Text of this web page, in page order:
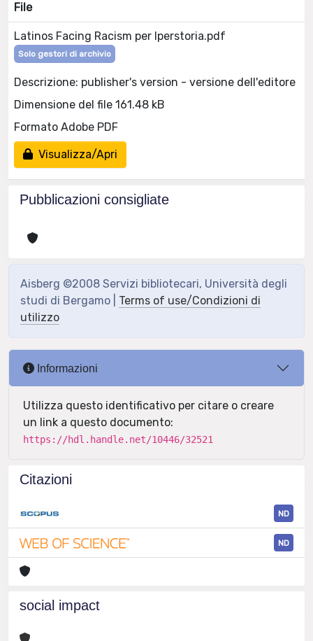
File
Latinos Facing Racism per Iperstoria.pdf
Solo gestori di archivio
Descrizione: publisher's version - versione dell'editore
Dimensione del file 161.48 kB
Formato Adobe PDF
Visualizza/Apri
Pubblicazioni consigliate
Aisberg ©2008 Servizi bibliotecari, Università degli
studi di Bergamo | Terms of use/Condizioni di
utilizzo
Informazioni
Utilizza questo identificativo per citare o creare
un link a questo documento:
https://hdl.handle.net/10446/32521
Citazioni
ND
ND
social impact